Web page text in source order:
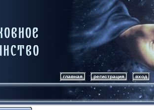
главная регистрация вход